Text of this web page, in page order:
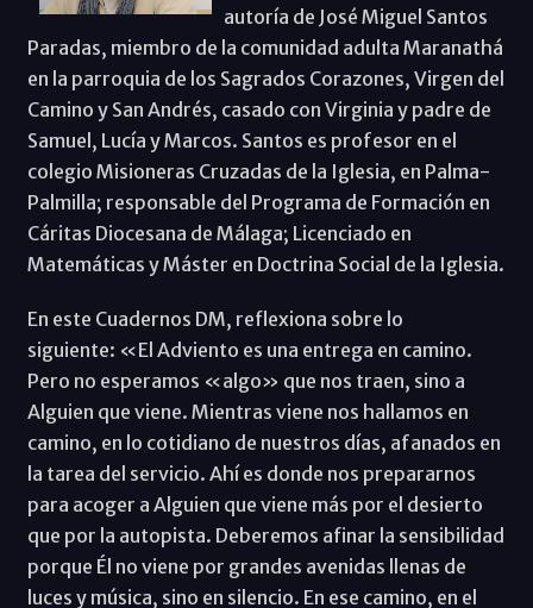
autoría de José Miguel Santos
Paradas, miembro de la comunidad adulta Maranathá
en la parroquia de los Sagrados Corazones, Virgen del
Camino y San Andrés, casado con Virginia y padre de
Samuel, Lucía y Marcos. Santos es profesor en el
colegio Misioneras Cruzadas de la Iglesia, en Palma-
Palmilla; responsable del Programa de Formación en
Cáritas Diocesana de Málaga; Licenciado en
Matemáticas y Máster en Doctrina Social de la Iglesia.
En este Cuadernos DM, reflexiona sobre lo
siguiente: «El Adviento es una entrega en camino.
Pero no esperamos «algo» que nos traen, sino a
Alguien que viene. Mientras viene nos hallamos en
camino, en lo cotidiano de nuestros días, afanados en
la tarea del servicio. Ahí es donde nos prepararnos
para acoger a Alguien que viene más por el desierto
que por la autopista. Deberemos afinar la sensibilidad
porque Él no viene por grandes avenidas llenas de
luces y música, sino en silencio. En ese camino, en el